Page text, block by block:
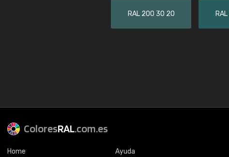
RAL 200 30 20
ColoresRAL.com.es
Home Ayuda